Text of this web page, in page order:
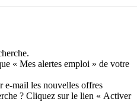
« Mes alertes emploi » de votre
e-mail les nouvelles offres
? Cliquez sur le lien « Activer